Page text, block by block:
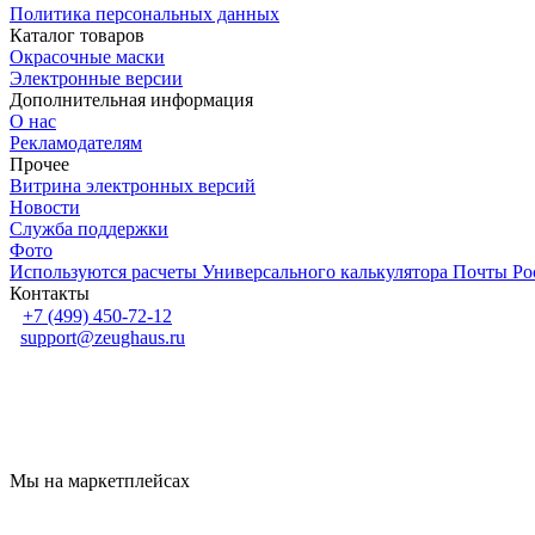
Политика персональных данных
Каталог товаров
Окрасочные маски
Электронные версии
Дополнительная информация
О нас
Рекламодателям
Прочее
Витрина электронных версий
Новости
Служба поддержки
Фото
Используются расчеты Универсального калькулятора Почты
Контакты
+7 (499) 450-72-12
support@zeughaus.ru
Мы на маркетплейсах